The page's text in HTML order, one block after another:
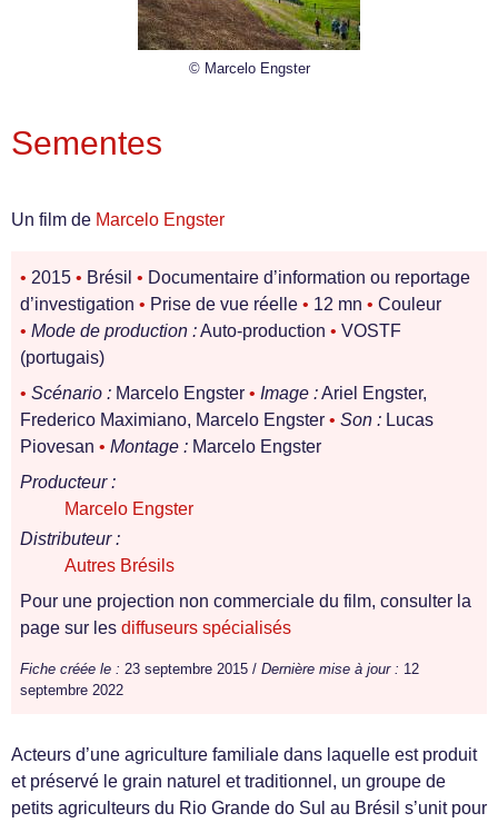
© Marcelo Engster
Sementes
Un film de Marcelo Engster
• 2015 • Brésil • Documentaire d’information ou reportage
d’investigation • Prise de vue réelle • 12 mn • Couleur
• Mode de production :Auto-production • VOSTF
(portugais)
• Scénario : Marcelo Engster • Image :Ariel Engster,
Frederico Maximiano, Marcelo Engster • Son : Lucas
Piovesan • Montage : Marcelo Engster
Producteur :
Marcelo Engster
Distributeur :
Autres Brésils
Pour une projection non commerciale du film, consulter la
page sur les diffuseurs spécialisés
Fiche créée le : 23 septembre 2015 / Dernière mise à jour : 12
septembre 2022
Acteurs d’une agriculture familiale dans laquelle est produit
et préservé le grain naturel et traditionnel, un groupe de
petits agriculteurs du Rio Grande do Sul au Brésil s’unit pour